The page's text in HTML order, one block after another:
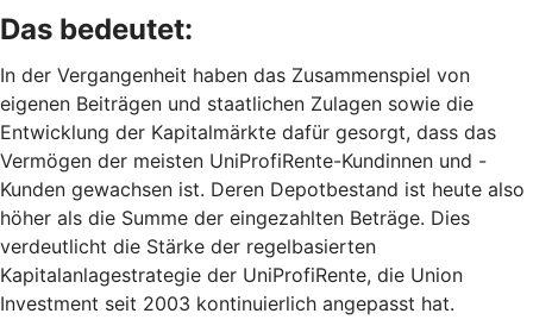
Das bedeutet:
In der Vergangenheit haben das Zusammenspiel von
eigenen Beiträgen und staatlichen Zulagen sowie die
Entwicklung der Kapitalmärkte dafür gesorgt, dass das
Vermögen der meisten UniProfiRente-Kundinnen und -
Kunden gewachsen ist. Deren Depotbestand ist heute also
höher als die Summe der eingezahlten Beträge. Dies
verdeutlicht die Stärke der regelbasierten
Kapitalanlagestrategie der UniProfiRente, die Union
Investment seit 2003 kontinuierlich angepasst hat.